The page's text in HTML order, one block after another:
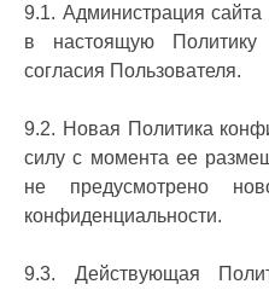
9.1. Администрация
в настоящую Политику
согласия Пользователя.
9.2. Новая Политика
силу с момента ее
не предусмотрено
конфиденциальности.
9.3. Действующая